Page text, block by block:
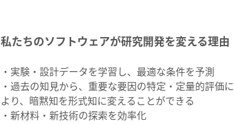
私たちのソフトウェアが研究開発を変える理由
・実験・設計データを学習し、最適な条件を予測
・過去の知見から、重要な要因の特定・定量的評価に
より、暗黙知を形式知に変えることができる
・新材料・新技術の探索を効率化